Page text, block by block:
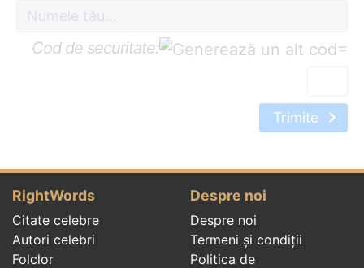
Cod de securitate: =
Trimite
RightWords
Citate celebre
Autori celebri
Folclor
Despre noi
Despre noi
Termeni și condiții
Politica de